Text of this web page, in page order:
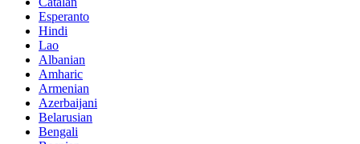
Esperanto
Hindi
Lao
Albanian
Amharic
Armenian
Azerbaijani
Belarusian
Bengali